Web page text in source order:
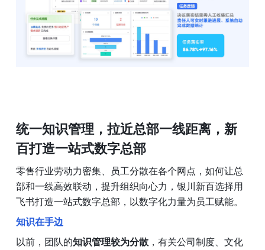
统一知识管理，拉近总部一线距离，新
百打造一站式数字总部
零售行业劳动力密集、员工分散在各个网点，如何让总
部和一线高效联动，提升组织向心力，银川新百选择用
飞书打造一站式数字总部，以数字化力量为员工赋能。
知识在手边
以前，团队的知识管理较为分散 ，有关公司制度、文化